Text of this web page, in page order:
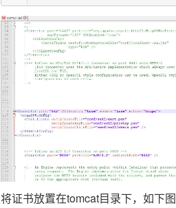
将证书放置在tomcat目录下，如下图